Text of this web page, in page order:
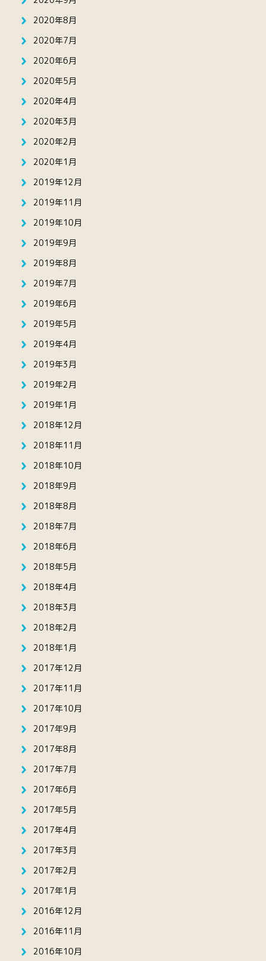
2020年8月
2020年7月
2020年6月
2020年5月
2020年4月
2020年3月
2020年2月
2020年1月
2019年12月
2019年11月
2019年10月
2019年9月
2019年8月
2019年7月
2019年6月
2019年5月
2019年4月
2019年3月
2019年2月
2019年1月
2018年12月
2018年11月
2018年10月
2018年9月
2018年8月
2018年7月
2018年6月
2018年5月
2018年4月
2018年3月
2018年2月
2018年1月
2017年12月
2017年11月
2017年10月
2017年9月
2017年8月
2017年7月
2017年6月
2017年5月
2017年4月
2017年3月
2017年2月
2017年1月
2016年12月
2016年11月
2016年10月